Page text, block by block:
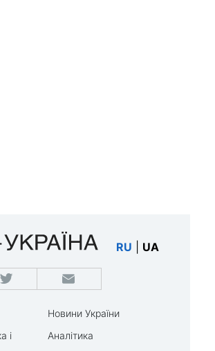
RU UA
і
Новини України
Аналітика